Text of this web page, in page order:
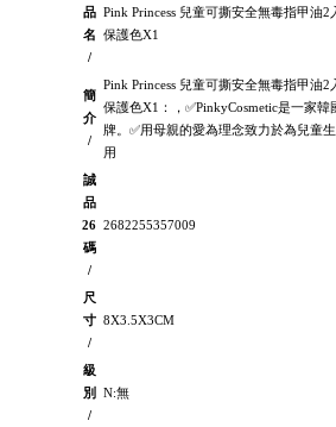
品
名
/
Pink Princess 兒童可撕安全無毒指甲油2
保護色X1
簡
介
/
Pink Princess 兒童可撕安全無毒指甲油2
保護色X1：，✅PinkyCosmetic是一家
牌。✅用母親的愛為理念致力於為兒童
用
誠
品
26
碼
/
2682255357009
尺
寸
/
8X3.5X3CM
級
別
/
N:無